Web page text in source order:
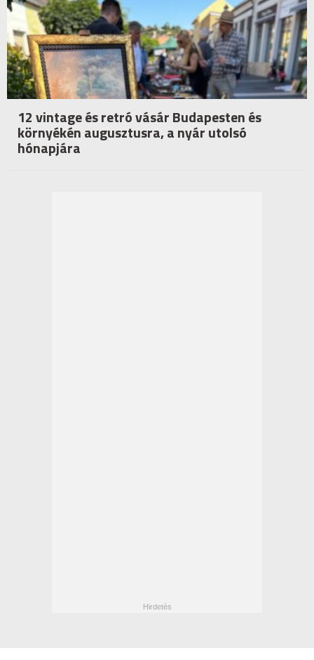
12 vintage és retró vásár Budapesten és
környékén augusztusra, a nyár utolsó
hónapjára